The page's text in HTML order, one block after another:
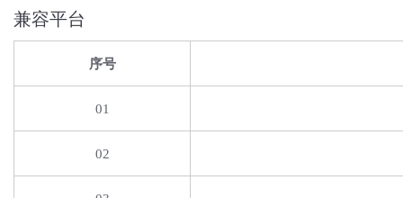
兼容平台
序号
01
02